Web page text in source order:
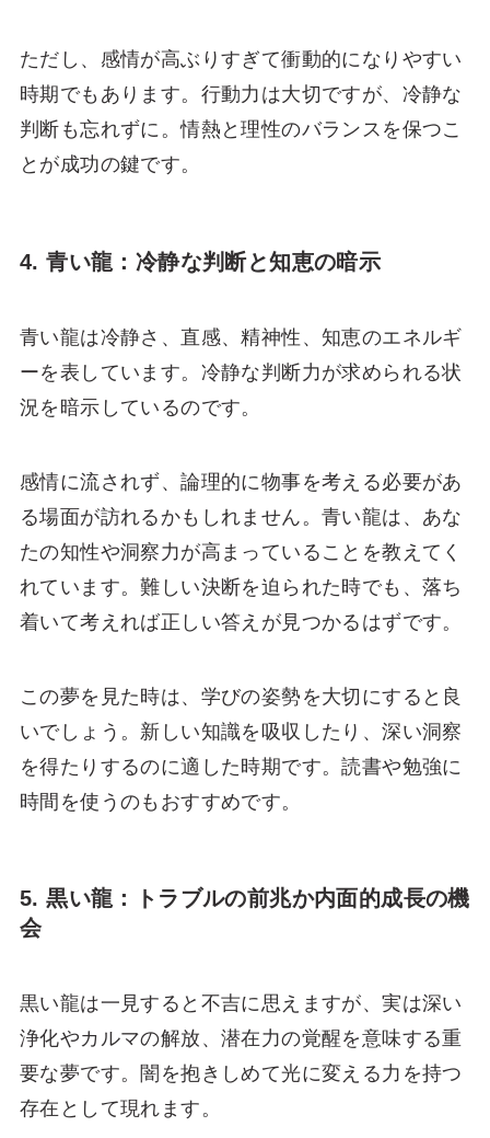
ただし、感情が高ぶりすぎて衝動的になりやすい
時期でもあります。行動力は大切ですが、冷静な
判断も忘れずに。情熱と理性のバランスを保つこ
とが成功の鍵です。
4. 青い龍：冷静な判断と知恵の暗示
青い龍は冷静さ、直感、精神性、知恵のエネルギ
ーを表しています。冷静な判断力が求められる状
況を暗示しているのです。
感情に流されず、論理的に物事を考える必要があ
る場面が訪れるかもしれません。青い龍は、あな
たの知性や洞察力が高まっていることを教えてく
れています。難しい決断を迫られた時でも、落ち
着いて考えれば正しい答えが見つかるはずです。
この夢を見た時は、学びの姿勢を大切にすると良
いでしょう。新しい知識を吸収したり、深い洞察
を得たりするのに適した時期です。読書や勉強に
時間を使うのもおすすめです。
5. 黒い龍：トラブルの前兆か内面的成長の機
会
黒い龍は一見すると不吉に思えますが、実は深い
浄化やカルマの解放、潜在力の覚醒を意味する重
要な夢です。闇を抱きしめて光に変える力を持つ
存在として現れます。